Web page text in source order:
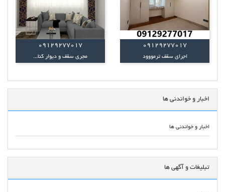
09129277017
اجرای سقف ترمووود
09129277017
مجری سقف و دیوار کنا...
اخبار و خواندنی ها
اخبار و خواندنی ها
تبلیغات و آگهی ها